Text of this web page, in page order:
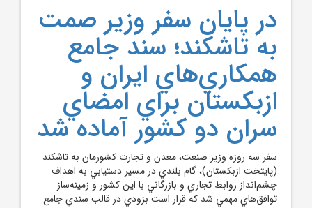
در پايان سفر وزير صمت
به تاشکند؛ سند جامع
همکاري‌هاي ايران و
ازبکستان براي امضاي
سران دو کشور آماده شد
سفر سه روزه وزير صنعت، معدن و تجارت کشورمان به تاشکند
(پايتخت ازبکستان)، گام بلندي در مسير دستيابي به اهداف
چشم‌انداز روابط تجاري و بازرگاني با اين کشور و زمينه‌ساز
توافق‌هاي مهمي شد که قرار است بزودي در قالب سندي جامع